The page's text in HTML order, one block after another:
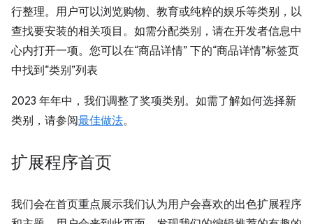
行整理。用户可以浏览购物、教育或纯粹的娱乐等类别，以
查找要安装的相关项目。如需分配类别，请在开发者信息中
心内打开一项。您可以在“商品详情” 下的“商品详情”标签页
中找到“类别”列表
2023 年年中，我们调整了奖项类别。如需了解如何选择新
类别，请参阅最佳做法。
扩展程序首页
我们会在首页重点展示我们认为用户会喜欢的出色扩展程序